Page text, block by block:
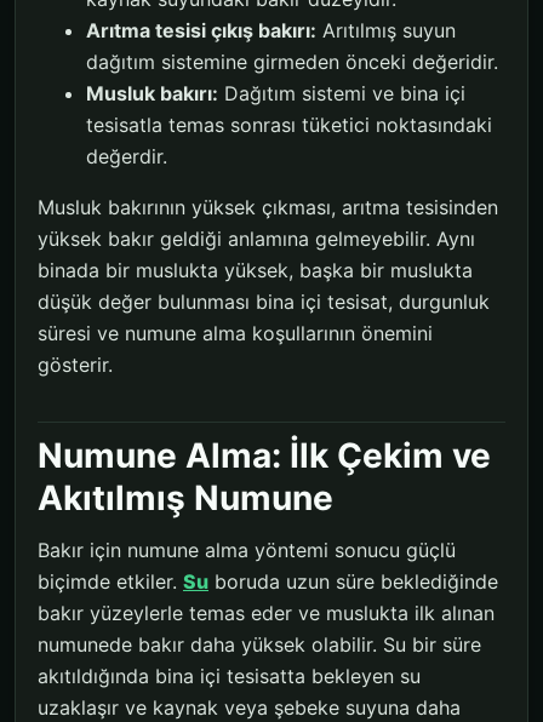
Arıtma tesisi çıkış bakırı: Arıtılmış suyun
dağıtım sistemine girmeden önceki değeridir.
Musluk bakırı: Dağıtım sistemi ve bina içi
tesisatla temas sonrası tüketici noktasındaki
değerdir.
Musluk bakırının yüksek çıkması, arıtma tesisinden
yüksek bakır geldiği anlamına gelmeyebilir. Aynı
binada bir muslukta yüksek, başka bir muslukta
düşük değer bulunması bina içi tesisat, durgunluk
süresi ve numune alma koşullarının önemini
gösterir.
Numune Alma: İlk Çekim ve
Akıtılmış Numune
Bakır için numune alma yöntemi sonucu güçlü
biçimde etkiler. Su boruda uzun süre beklediğinde
bakır yüzeylerle temas eder ve muslukta ilk alınan
numunede bakır daha yüksek olabilir. Su bir süre
akıtıldığında bina içi tesisatta bekleyen su
uzaklaşır ve kaynak veya şebeke suyuna daha